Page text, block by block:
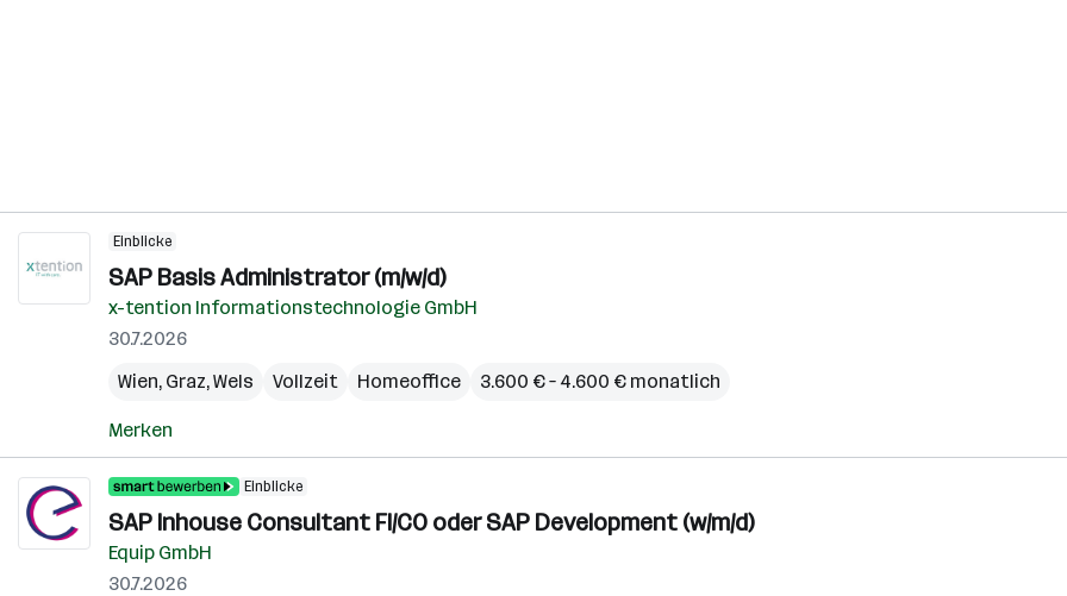
Einblicke
SAP Basis Administrator (m/w/d)
x-tention Informationstechnologie GmbH
30.7.2026
Wien, Graz,Wels Vollzeit Homeoffice 3.600 € – 4.600 € monatlich
Merken
Einblicke
SAP Inhouse Consultant FI/CO oder SAP Development (w/m/d)
Equip GmbH
30.7.2026